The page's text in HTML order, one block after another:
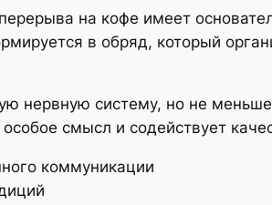
на кофе имеет
в обряд, который
нервную систему, но не
смысл и содействует
коммуникации